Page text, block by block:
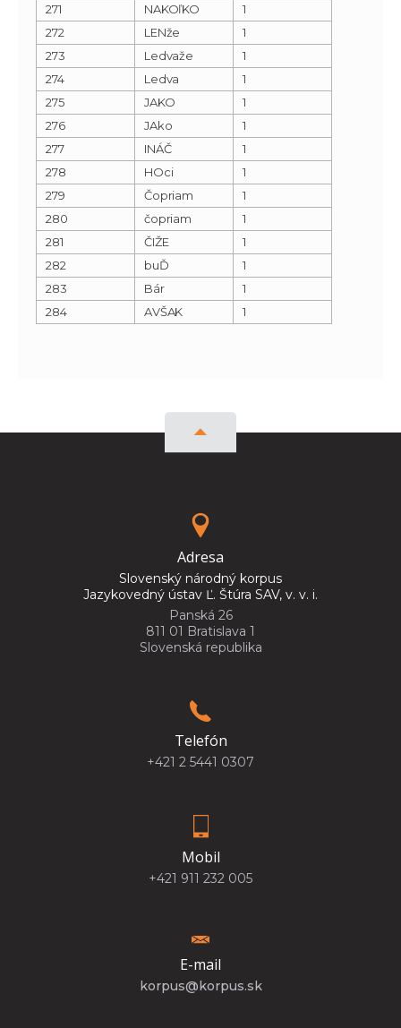
271
NAKOľKO
1
272
LENže
1
273
Ledvaže
1
274
Ledva
1
275
JAKO
1
276
JAko
1
277
INÁČ
1
278
HOci
1
279
Čopriam
1
280
čopriam
1
281
ČIŽE
1
282
buĎ
1
283
Bár
1
284
AVŠAK 1
Adresa
Slovenský národný korpus
Jazykovedný ústav Ľ. Štúra SAV, v. v. i.
Panská 26
811 01 Bratislava 1
Slovenská republika
Telefón
+421 2 5441 0307
Mobil
+421 911 232 005
E-mail
korpus@korpus.sk